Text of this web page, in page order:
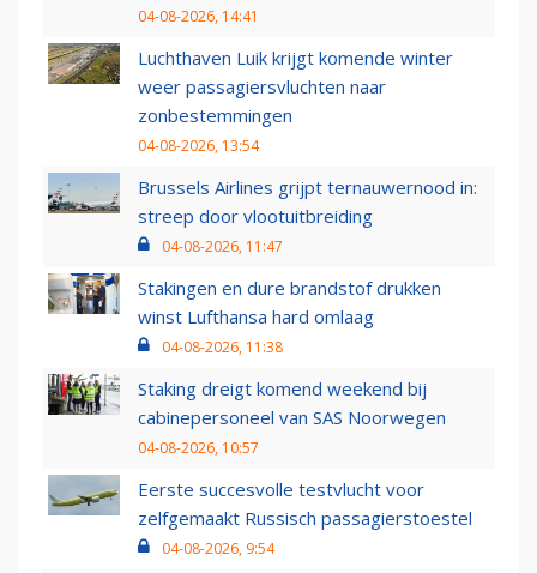
04-08-2026, 14:41
Luchthaven Luik krijgt komende winter
weer passagiersvluchten naar
zonbestemmingen
04-08-2026, 13:54
Brussels Airlines grijpt ternauwernood in:
streep door vlootuitbreiding
04-08-2026, 11:47
Stakingen en dure brandstof drukken
winst Lufthansa hard omlaag
04-08-2026, 11:38
Staking dreigt komend weekend bij
cabinepersoneel van SAS Noorwegen
04-08-2026, 10:57
Eerste succesvolle testvlucht voor
zelfgemaakt Russisch passagierstoestel
04-08-2026, 9:54